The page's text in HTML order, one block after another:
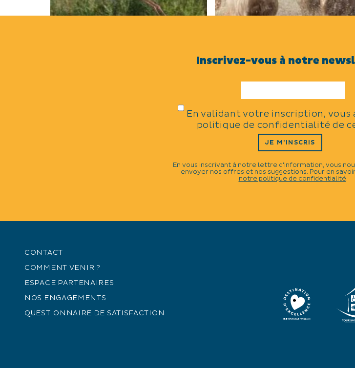
hiverner en Camargue, environ 150
espèces sont présentes toute l’année.
Le cheval Camargue
Le cheval camargue est emblème
Camargue depuis l'Antiquité.
Inscrivez-vous à notre
En validant votre inscription, vous
politique de confidentialité de
JE M'INSCRIS
En vous inscrivant à notre lettre d'information, vous
envoyer nos offres et nos suggestions. Pour en
notre politique de confidentialité.
CONTACT
COMMENT VENIR ?
ESPACE PARTENAIRES
NOS ENGAGEMENTS
QUESTIONNAIRE DE SATISFACTION